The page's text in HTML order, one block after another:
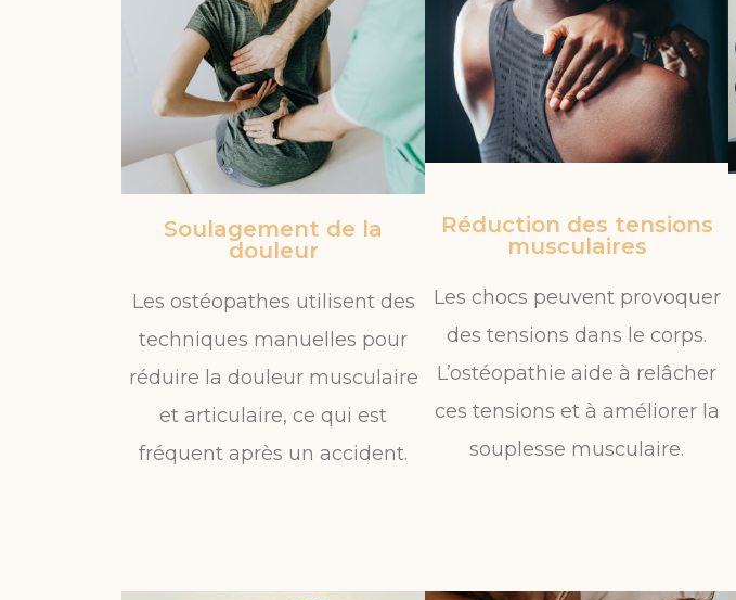
Soulagement de la
douleur
Les ostéopathes utilisent des
techniques manuelles pour
réduire la douleur musculaire
et articulaire, ce qui est
fréquent après un accident.
Réduction des tensions
musculaires
Les chocs peuvent provoquer
des tensions dans le corps.
L’ostéopathie aide à relâcher
ces tensions et à améliorer la
souplesse musculaire.